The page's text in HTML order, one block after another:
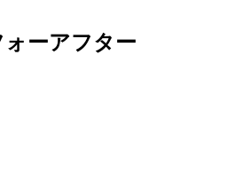
ォーアフター